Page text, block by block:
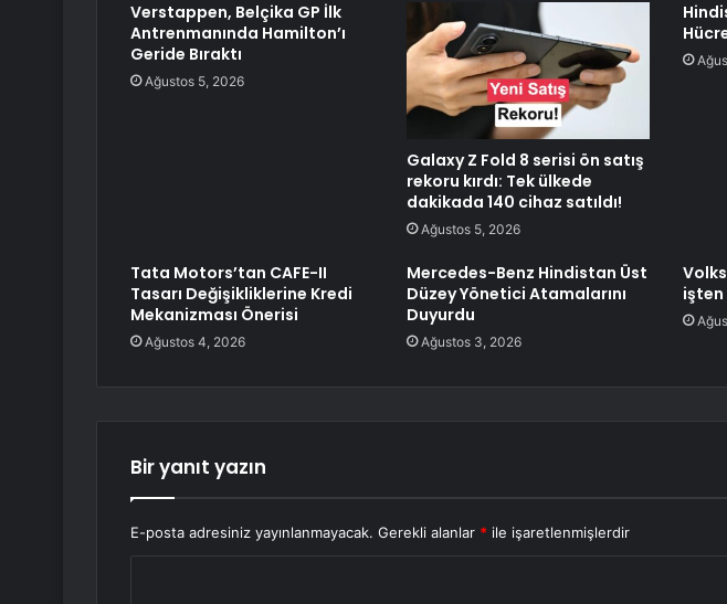
Verstappen, Belçika GP İlk
Antrenmanında Hamilton’ı
Geride Bıraktı
Ağustos 5, 2026
Galaxy Z Fold 8 serisi ön satış
rekoru kırdı: Tek ülkede
dakikada 140 cihaz satıldı!
Ağustos 5, 2026
Tata Motors’tan CAFE-II
Tasarı Değişikliklerine Kredi
Mekanizması Önerisi
Ağustos 4, 2026
Mercedes-Benz Hindistan Üst
Düzey Yönetici Atamalarını
Duyurdu
Ağustos 3, 2026
işten
Bir yanıt yazın
E-posta adresiniz yayınlanmayacak. Gerekli alanlar * ile işaretlenmişlerdir